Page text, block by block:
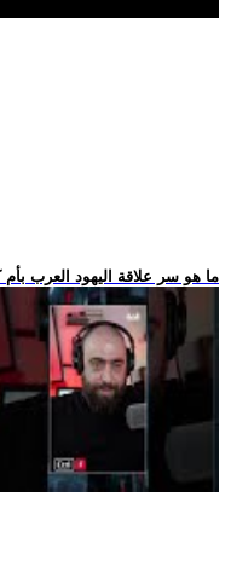
.. ما هو سر علاقة اليهود العرب بأم